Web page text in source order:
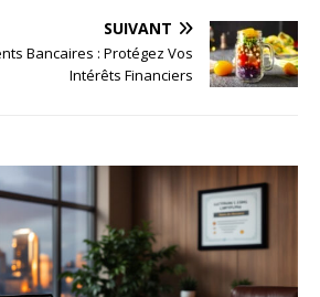
SUIVANT
Bancaires : Protégez Vos
Intérêts Financiers